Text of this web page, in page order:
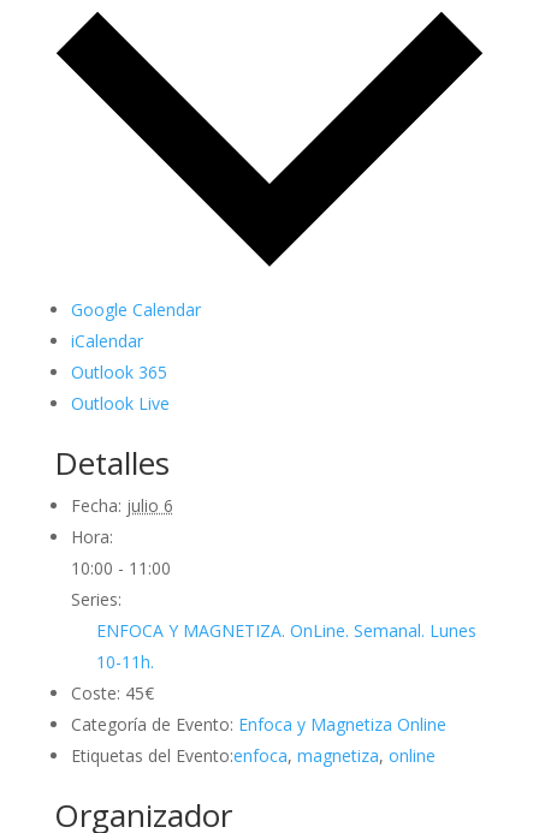
Google Calendar
iCalendar
Outlook 365
Outlook Live
Detalles
Fecha: julio 6
Hora:
10:00 - 11:00
Series:
ENFOCA Y MAGNETIZA. OnLine. Semanal. Lunes
10-11h.
Coste: 45€
Categoría de Evento: Enfoca y Magnetiza Online
Etiquetas del Evento:enfoca, magnetiza, online
Organizador